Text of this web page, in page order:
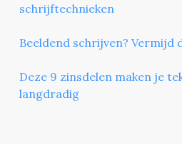
schrijftechnieken
Beeldend schrijven? Vermijd
Deze 9 zinsdelen maken je
langdradig